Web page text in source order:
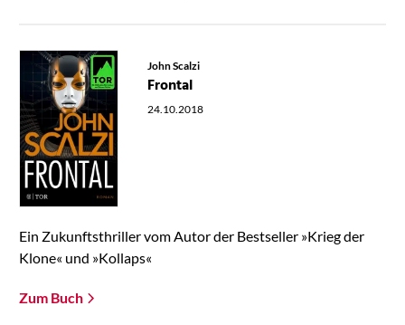
John Scalzi
Frontal
24.10.2018
Ein Zukunftsthriller vom Autor der Bestseller »Krieg der
Klone« und »Kollaps«
Zum Buch